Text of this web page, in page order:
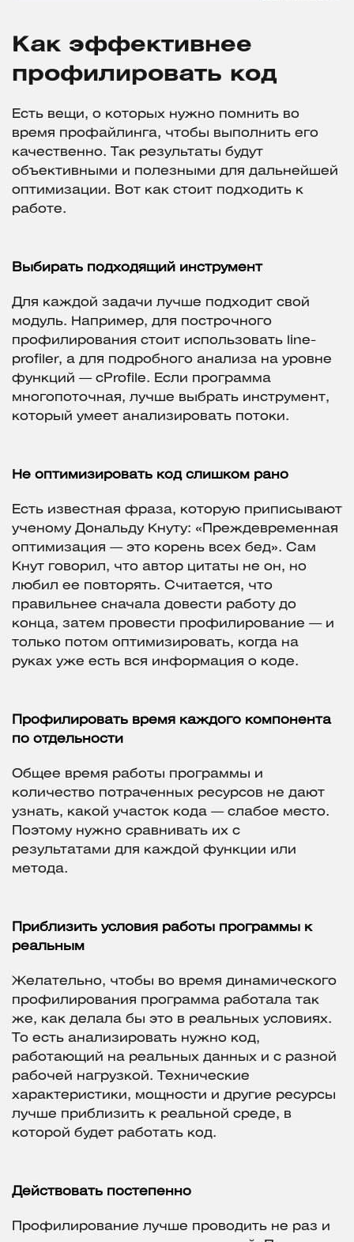
Как эффективнее
профилировать код
Есть вещи, о которых нужно помнить во
время профайлинга, чтобы выполнить его
качественно. Так результаты будут
объективными и полезными для дальнейшей
оптимизации. Вот как стоит подходить к
работе.
Выбирать подходящий инструмент
Для каждой задачи лучше подходит свой
модуль. Например, для построчного
профилирования стоит использовать line-
profiler, а для подробного анализа на уровне
функций — cProfile. Если программа
многопоточная, лучше выбрать инструмент,
который умеет анализировать потоки.
Не оптимизировать код слишком рано
Есть известная фраза, которую приписывают
ученому Дональду Кнуту: «Преждевременная
оптимизация — это корень всех бед». Сам
Кнут говорил, что автор цитаты не он, но
любил ее повторять. Считается, что
правильнее сначала довести работу до
конца, затем провести профилирование — и
только потом оптимизировать, когда на
руках уже есть вся информация о коде.
Профилировать время каждого компонента
по отдельности
Общее время работы программы и
количество потраченных ресурсов не дают
узнать, какой участок кода — слабое место.
Поэтому нужно сравнивать их с
результатами для каждой функции или
метода.
Приблизить условия работы программы к
реальным
Желательно, чтобы во время динамического
профилирования программа работала так
же, как делала бы это в реальных условиях.
То есть анализировать нужно код,
работающий на реальных данных и с разной
рабочей нагрузкой. Технические
характеристики, мощности и другие ресурсы
лучше приблизить к реальной среде, в
которой будет работать код.
Действовать постепенно
Профилирование лучше проводить не раз и